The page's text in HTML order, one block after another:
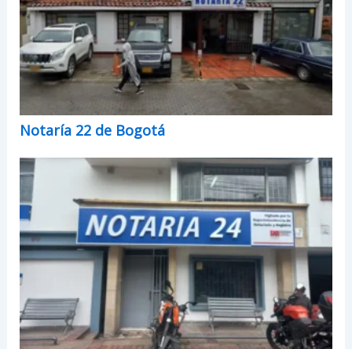
Notaría 22 de Bogotá